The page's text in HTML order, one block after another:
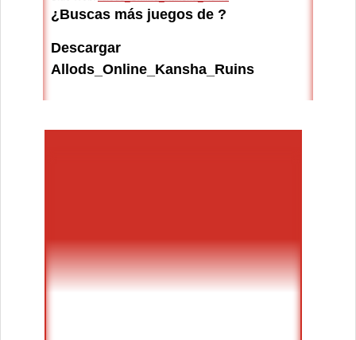
¿Buscas más juegos de ?
Descargar
Allods_Online_Kansha_Ruins